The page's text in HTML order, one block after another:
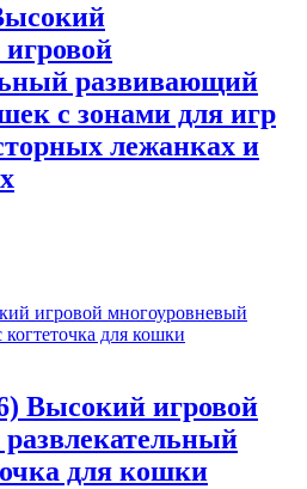
развивающий
с зонами для игр
лежанках и
Высокий игровой
для кошки